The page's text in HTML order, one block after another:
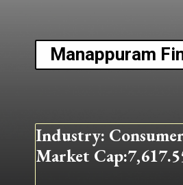
Industry:
Market
Manappuram